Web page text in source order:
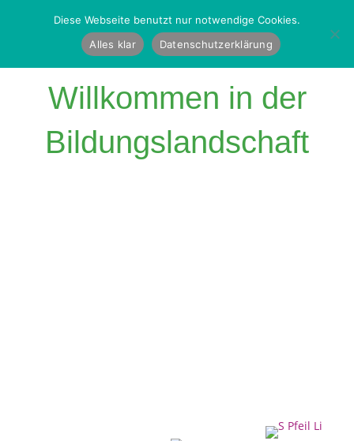
Willkommen in der
Bildungs­landschaft
Diese Webseite benutzt nur notwendige Cookies.
Alles klar
Datenschutzerklärung